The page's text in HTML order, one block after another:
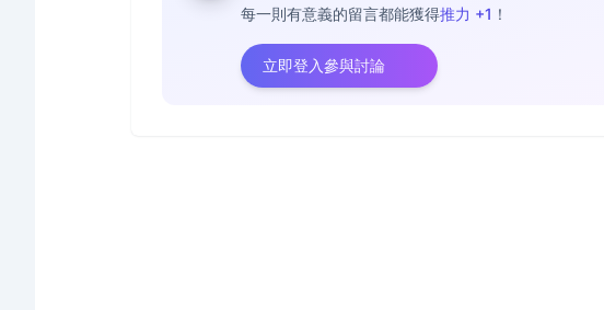
每一則有意義的留言都能獲得推力 +1 ！
立即登入參與討論